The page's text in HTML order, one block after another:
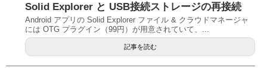
Solid Explorer と USB接続ストレージの再接続
Android アプリの Solid Explorer ファイル & クラウドマネージャ
には OTG プラグイン（99円）が用意されていて、...
記事を読む